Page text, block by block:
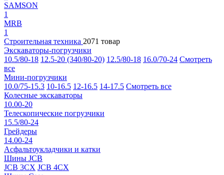
SAMSON
1
MRB
1
Строительная техника 2071 товар
Экскаваторы-погрузчики
10.5/80-18 12.5-20 (340/80-20) 12.5/80-18 16.0/70-24 Смотреть
все
Мини-погрузчики
10.0/75-15.3 10-16.5 12-16.5 14-17.5 Смотреть все
Колесные экскаваторы
10.00-20
Телескопические погрузчики
15.5/80-24
Грейдеры
14.00-24
Асфальтоукладчики и катки
Шины JCB
JCB 3CX JCB 4CX